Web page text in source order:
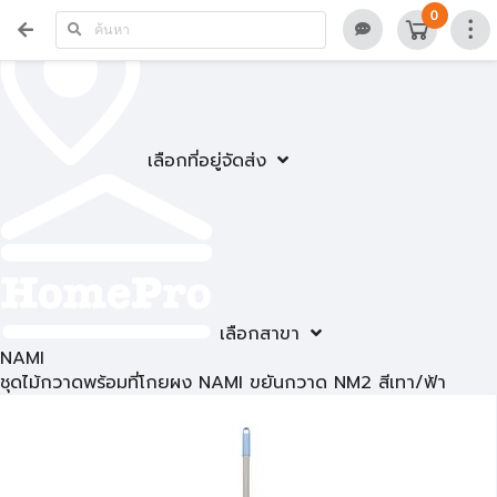
เลือกที่อยู่จัดส่ง
เลือกสาขา
0
NAMI
ชุดไม้กวาดพร้อมที่โกยผง NAMI ขยันกวาด NM2 สีเทา/ฟ้า